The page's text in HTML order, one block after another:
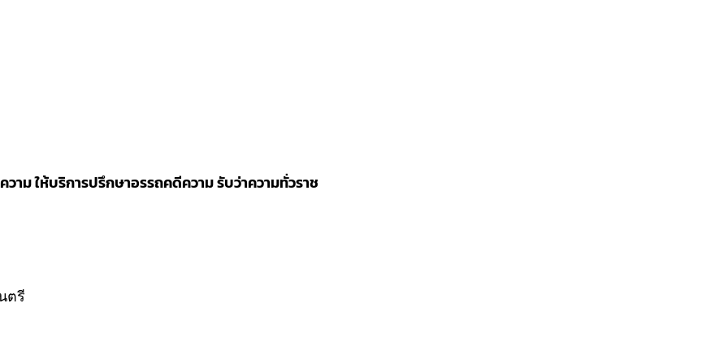
าม ให้บริการปรึกษาอรรถคดีความ รับว่าความทั่วราช
ตรี